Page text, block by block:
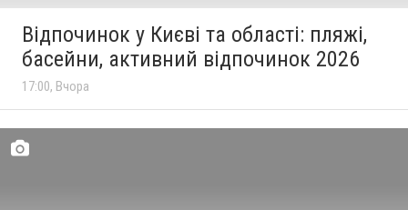
Відпочинок у Києві та області: пляжі,
басейни, активний відпочинок 2026
17:00, Вчора